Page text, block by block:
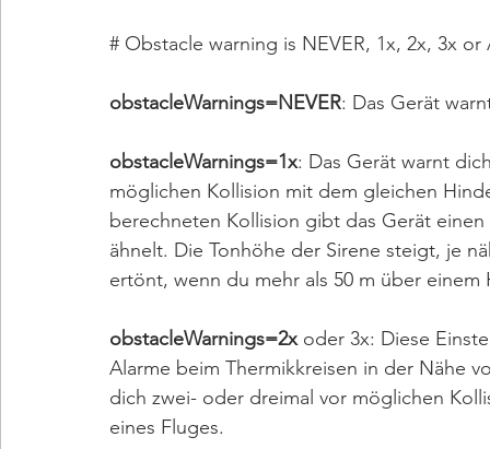
# Obstacle warning is NEVER, 1x, 2x, 3x or
obstacleWarnings=NEVER: Das Gerät
obstacleWarnings=1x: Das Gerät warnt
möglichen Kollision mit dem gleichen
berechneten Kollision gibt das Gerät
ähnelt. Die Tonhöhe der Sirene steigt, je
ertönt, wenn du mehr als 50 m über einem
obstacleWarnings=2x oder 3x: Diese
Alarme beim Thermikkreisen in der Nähe
dich zwei- oder dreimal vor möglichen
eines Fluges.